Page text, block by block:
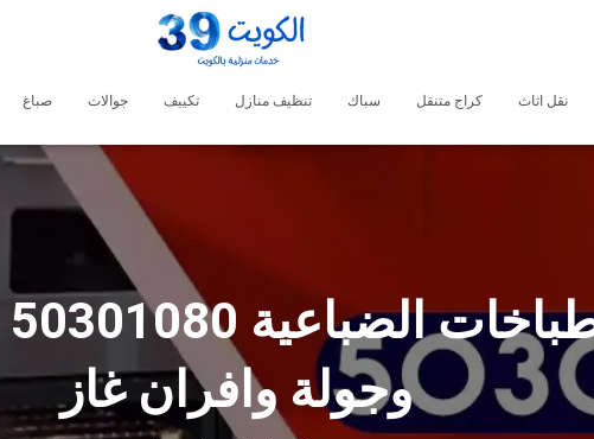
نقل اثاث كراج متنقل سباك تنظيف منازل تكييف جوالات صباغ
وجولة وافران غاز